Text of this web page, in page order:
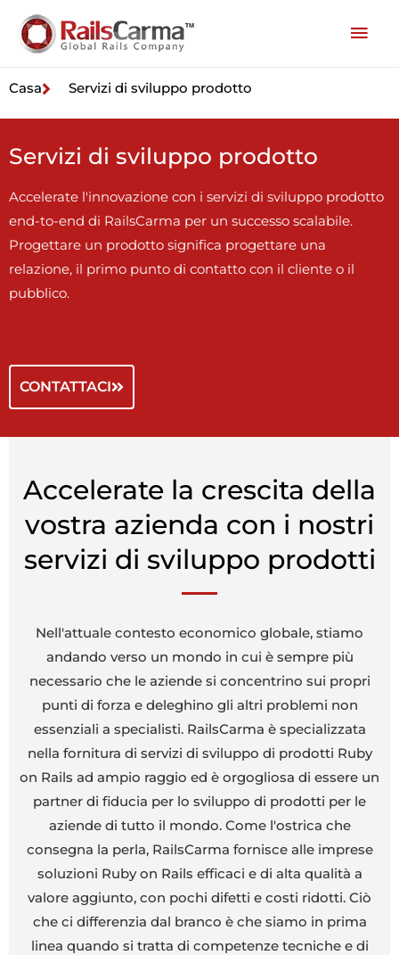
Casa Servizi di sviluppo prodotto
Servizi di sviluppo prodotto
Accelerate l'innovazione con i servizi di sviluppo prodotto
end-to-end di RailsCarma per un successo scalabile.
Progettare un prodotto significa progettare una
relazione, il primo punto di contatto con il cliente o il
pubblico.
CONTATTACI
Accelerate la crescita della
vostra azienda con i nostri
servizi di sviluppo prodotti
Nell'attuale contesto economico globale, stiamo
andando verso un mondo in cui è sempre più
necessario che le aziende si concentrino sui propri
punti di forza e deleghino gli altri problemi non
essenziali a specialisti. RailsCarma è specializzata
nella fornitura di servizi di sviluppo di prodotti Ruby
on Rails ad ampio raggio ed è orgogliosa di essere un
partner di fiducia per lo sviluppo di prodotti per le
aziende di tutto il mondo. Come l'ostrica che
consegna la perla, RailsCarma fornisce alle imprese
soluzioni Ruby on Rails efficaci e di alta qualità a
valore aggiunto, con pochi difetti e costi ridotti. Ciò
che ci differenzia dal branco è che siamo in prima
linea quando si tratta di competenze tecniche e di